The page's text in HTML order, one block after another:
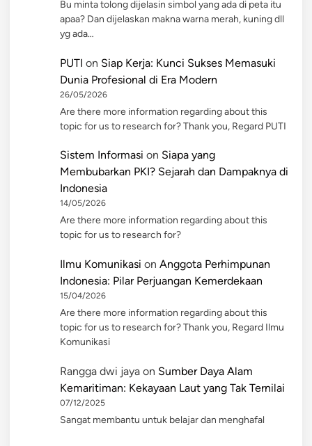
Bu minta tolong dijelasin simbol yang ada di peta itu
apaa? Dan dijelaskan makna warna merah, kuning dll
yg ada…
PUTI on Siap Kerja: Kunci Sukses Memasuki
Dunia Profesional di Era Modern
26/05/2026
Are there more information regarding about this
topic for us to research for? Thank you, Regard PUTI
Sistem Informasi on Siapa yang
Membubarkan PKI? Sejarah dan Dampaknya di
Indonesia
14/05/2026
Are there more information regarding about this
topic for us to research for?
Ilmu Komunikasi on Anggota Perhimpunan
Indonesia: Pilar Perjuangan Kemerdekaan
15/04/2026
Are there more information regarding about this
topic for us to research for? Thank you, Regard Ilmu
Komunikasi
Rangga dwi jaya on Sumber Daya Alam
Kemaritiman: Kekayaan Laut yang Tak Ternilai
07/12/2025
Sangat membantu untuk belajar dan menghafal